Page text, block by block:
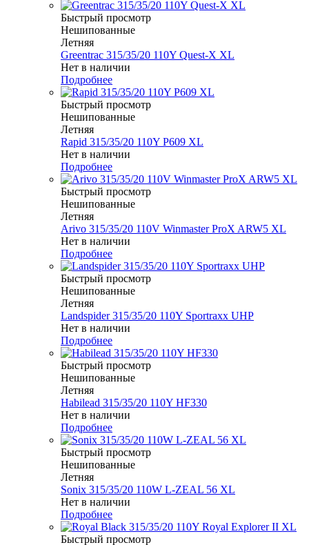
Быстрый просмотр
Нешипованные
Летняя
Greentrac 315/35/20 110Y Quest-X XL
Нет в наличии
Подробнее
Быстрый просмотр
Нешипованные
Летняя
Rapid 315/35/20 110Y P609 XL
Нет в наличии
Подробнее
Быстрый просмотр
Нешипованные
Летняя
Arivo 315/35/20 110V Winmaster ProX ARW5 XL
Нет в наличии
Подробнее
Быстрый просмотр
Нешипованные
Летняя
Landspider 315/35/20 110Y Sportraxx UHP
Нет в наличии
Подробнее
Быстрый просмотр
Нешипованные
Летняя
Habilead 315/35/20 110Y HF330
Нет в наличии
Подробнее
Быстрый просмотр
Нешипованные
Летняя
Sonix 315/35/20 110W L-ZEAL 56 XL
Нет в наличии
Подробнее
Быстрый просмотр